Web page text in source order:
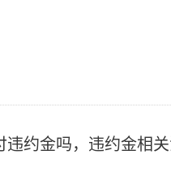
违约金吗，违约金相